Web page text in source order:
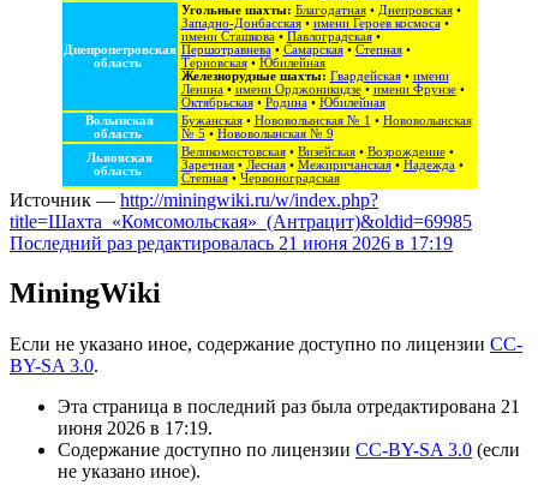
Днепропетровская
область
Угольные шахты: Благодатная• Днепровская•
Западно-Донбасская• имени Героев космоса•
имени Сташкова• Павлоградская•
Першотравнева• Самарская• Степная•
Терновская• Юбилейная
Железнорудные шахты: Гвардейская• имени
Ленина• имени Орджоникидзе• имени Фрунзе•
Октябрьская• Родина• Юбилейная
Волынская
область
Бужанская• Нововолынская № 1 • Нововолынская
№ 5 • Нововолынская № 9
Львовская
область
Великомостовская• Визейская• Возрождение•
Заречная• Лесная• Межиричанская• Надежда•
Степная• Червоноградская
Источник — http://miningwiki.ru/w/index.php?
title=Шахта_«Комсомольская»_(Антрацит)&oldid=69985
Последний раз редактировалась 21 июня 2026 в 17:19
MiningWiki
Если не указано иное, содержание доступно по лицензии CC-
BY-SA 3.0.
Эта страница в последний раз была отредактирована 21
июня 2026 в 17:19.
Содержание доступно по лицензии CC-BY-SA 3.0 (если
не указано иное).